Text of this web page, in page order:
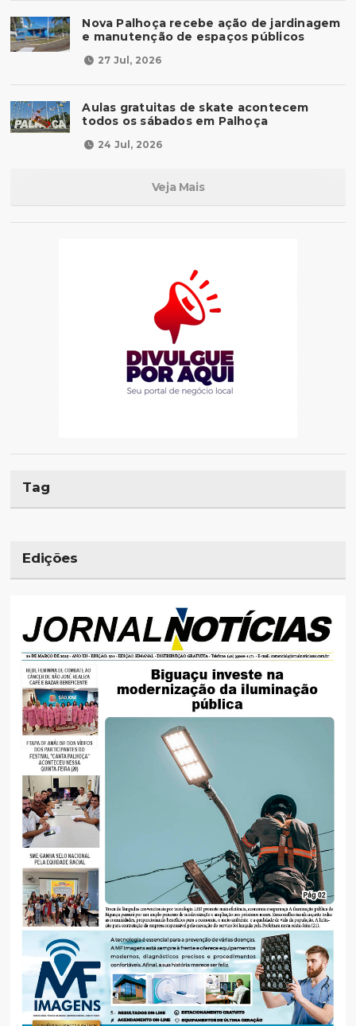
Nova Palhoça recebe ação de jardinagem
e manutenção de espaços públicos
27 Jul, 2026
Aulas gratuitas de skate acontecem
todos os sábados em Palhoça
24 Jul, 2026
Veja Mais
Tag
Edições